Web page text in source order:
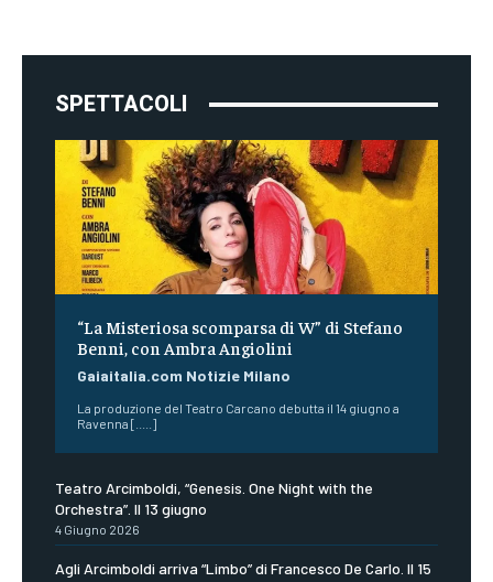
SPETTACOLI
“La Misteriosa scomparsa di W” di Stefano
Benni, con Ambra Angiolini
Gaiaitalia.com Notizie Milano
La produzione del Teatro Carcano debutta il 14 giugno a
Ravenna [.....]
Teatro Arcimboldi, “Genesis. One Night with the
Orchestra”. Il 13 giugno
4 Giugno 2026
Agli Arcimboldi arriva “Limbo” di Francesco De Carlo. Il 15